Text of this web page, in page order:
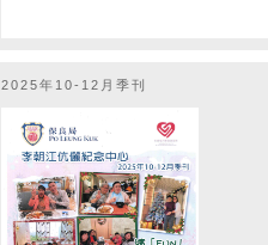
2025年10-12月季刊